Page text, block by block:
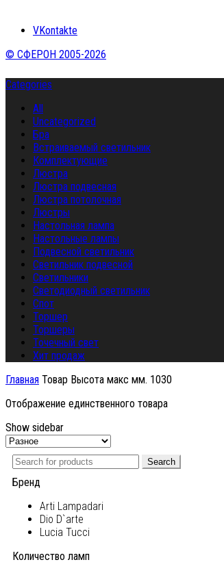
VKontakte
© СФЕРОН 2005-2026
Categories
All
Uncategorized
Бра
Встраиваемый светильник
Комплектующие
Люстра
Люстра подвесная
Люстра потолочная
Люстры
Настольная лампа
Настольные лампы
Подвесной светильник
Светильник подвесной
Светильники
Светодиодный светильник
Спот
Торшер
Торшеры
Точечный свет
Хит продаж
Главная Товар Высота макс мм. 1030
Отображение единственного товара
Show sidebar
Search
Бренд
Arti Lampadari
Dio D`arte
Lucia Tucci
Количество ламп